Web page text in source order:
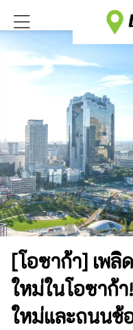
[โอซาก้า] เพลิ
ใหม่ในโอซาก้
ใหม่และถนนช้